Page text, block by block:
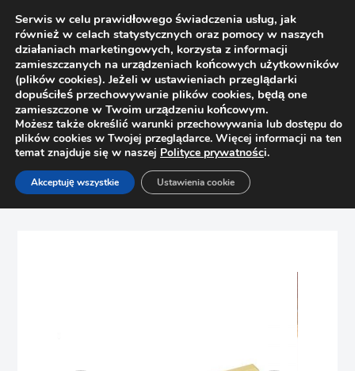
Strona główna Sklep
Uchwyty
Uchwyt meblowy CAMPANA Nomet C-5825.G77, złoto
Serwis w celu prawidłowego świadczenia usług, jak
również w celach statystycznych oraz pomocy w naszych
działaniach marketingowych, korzysta z informacji
zamieszczanych na urządzeniach końcowych użytkowników
(plików cookies). Jeżeli w ustawieniach przeglądarki
dopuściłeś przechowywanie plików cookies, będą one
zamieszczone w Twoim urządzeniu końcowym.
Możesz także określić warunki przechowywania lub dostępu do
plików cookies w Twojej przeglądarce. Więcej informacji na ten
temat znajduje się w naszej Polityce prywatności.
Akceptuję wszystkie Ustawienia cookie